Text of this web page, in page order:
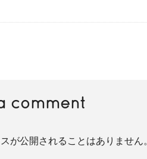
comment
が公開されることはありません。